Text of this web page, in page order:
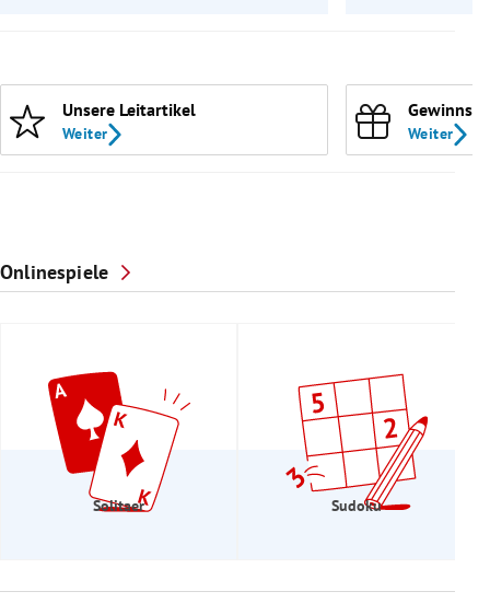
Unsere Leitartikel
Weiter Weiter
Onlinespiele
Solitaer Sudoku